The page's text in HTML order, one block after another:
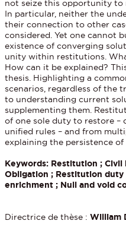
not seize this opportunity to
In particular, neither the
their connection to other
considered. Yet one cannot
existence of converging
unity within restitutions.
How can it be explained?
thesis. Highlighting a
scenarios, regardless of the
to understanding current
supplementing them.
of one sole duty to restore
unified rules – and from
explaining the persistence
Keywords: Restitution ; Civil
Obligation ; Restitution
enrichment ; Null and void
Directrice de thèse :William